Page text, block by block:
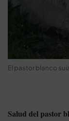
El pastor blanco
Salud del pastor